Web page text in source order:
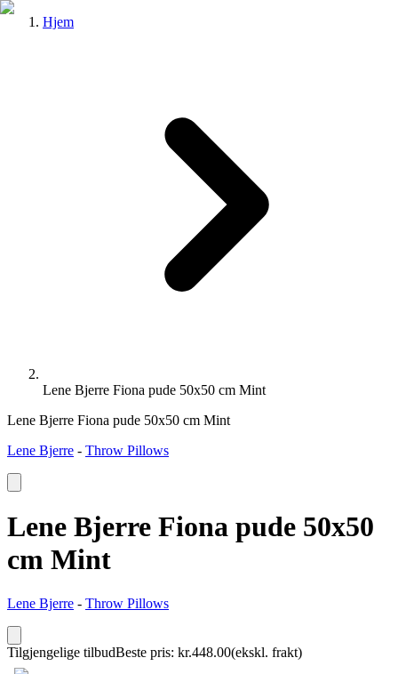
Hjem
Lene Bjerre Fiona pude 50x50 cm Mint
Lene Bjerre Fiona pude 50x50 cm Mint
Lene Bjerre - Throw Pillows
Lene Bjerre Fiona pude 50x50
cm Mint
Lene Bjerre - Throw Pillows
Tilgjengelige tilbudBeste pris: kr.448.00(ekskl. frakt)